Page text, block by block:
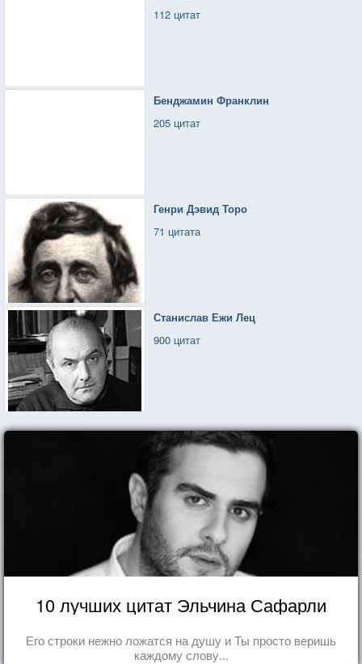
112 цитат
Бенджамин Франклин
205 цитат
Генри Дэвид Торо
71 цитата
Станислав Ежи Лец
900 цитат
10 лучших цитат Эльчина Сафарли
Его строки нежно ложатся на душу и Ты просто веришь
каждому слову...